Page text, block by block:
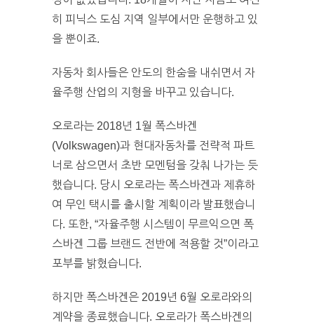
히 피닉스 도심 지역 일부에서만 운행하고 있
을 뿐이죠.
자동차 회사들은 안도의 한숨을 내쉬면서 자
율주행 산업의 지형을 바꾸고 있습니다.
오로라는 2018년 1월 폭스바겐
(Volkswagen)과 현대자동차를 전략적 파트
너로 삼으면서 초반 모멘텀을 갖춰 나가는 듯
했습니다. 당시 오로라는 폭스바겐과 제휴하
여 무인 택시를 출시할 계획이라 발표했습니
다. 또한, “자율주행 시스템이 무르익으면 폭
스바겐 그룹 브랜드 전반에 적용할 것”이라고
포부를 밝혔습니다.
하지만 폭스바겐은 2019년 6월 오로라와의
계약을 종료했습니다. 오로라가 폭스바겐의